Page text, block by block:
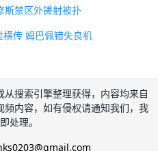
斯禁区外搓射被扑
传 姆巴佩错失良机
搜索引擎整理获得，内容均来自
内容，如有侵权请通知我们，我
处理。